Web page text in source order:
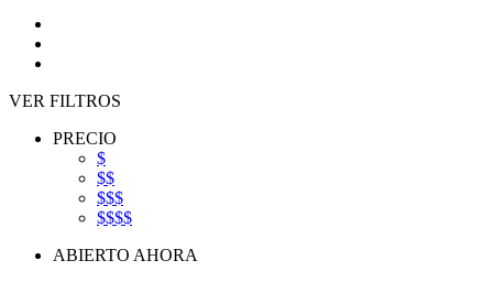
VER FILTROS
PRECIO
$
$$
$$$
$$$$
ABIERTO AHORA